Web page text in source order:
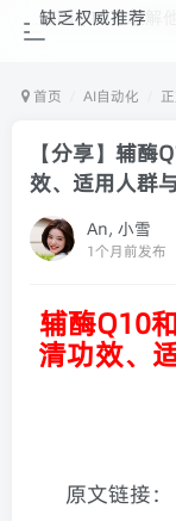
首页 AI自动化
【分享】辅酶
效、适用人群
An, 小雪
1个月前发布
辅酶Q10
清功效、
原文链接：
辅酶Q10可缓解
缺乏权威推荐